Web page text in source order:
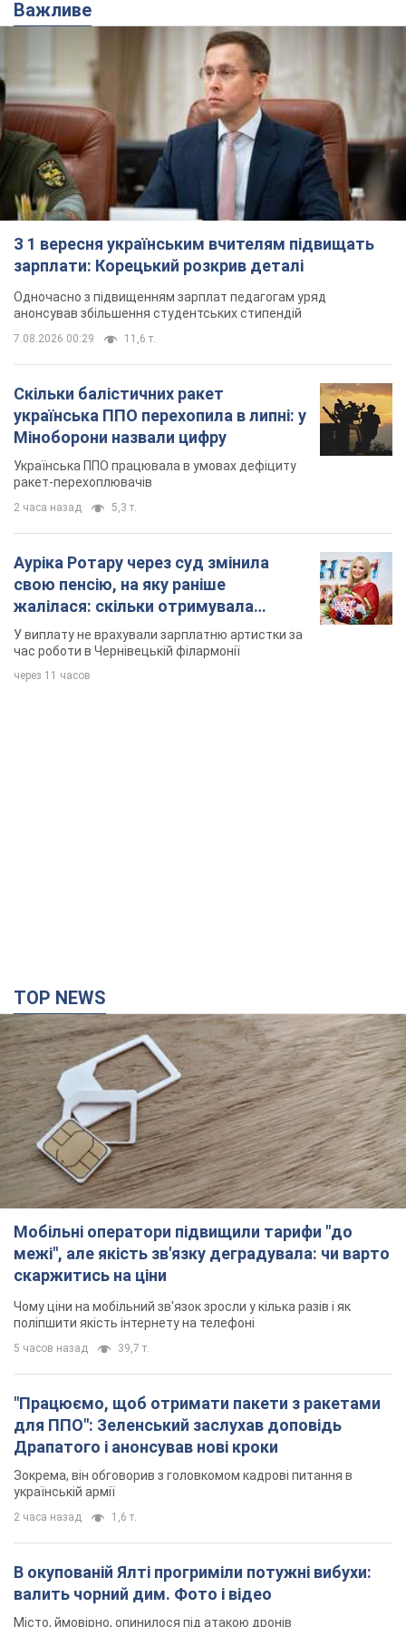
Важливе
З 1 вересня українським вчителям підвищать
зарплати: Корецький розкрив деталі
Одночасно з підвищенням зарплат педагогам уряд
анонсував збільшення студентських стипендій
7.08.2026 00:29 11,6 т.
Скільки балістичних ракет
українська ППО перехопила в липні: у
Міноборони назвали цифру
Українська ППО працювала в умовах дефіциту
ракет-перехоплювачів
2 часа назад 5,3 т.
Ауріка Ротару через суд змінила
свою пенсію, на яку раніше
жалілася: скільки отримувала
співачка
У виплату не врахували зарплатню артистки за
час роботи в Чернівецькій філармонії
через 11 часов
TOP NEWS
Мобільні оператори підвищили тарифи "до
межі", але якість зв'язку деградувала: чи варто
скаржитись на ціни
Чому ціни на мобільний зв'язок зросли у кілька разів і як
поліпшити якість інтернету на телефоні
5 часов назад 39,7 т.
"Працюємо, щоб отримати пакети з ракетами
для ППО": Зеленський заслухав доповідь
Драпатого і анонсував нові кроки
Зокрема, він обговорив з головкомом кадрові питання в
українській армії
2 часа назад 1,6 т.
В окупованій Ялті прогриміли потужні вибухи:
валить чорний дим. Фото і відео
Місто, ймовірно, опинилося під атакою дронів